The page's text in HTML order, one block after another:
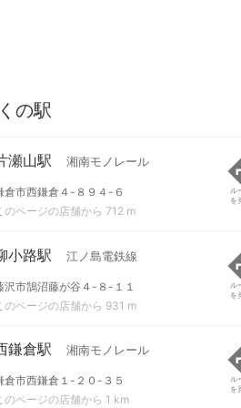
の駅
瀬山駅 湘南モノレール
倉市西鎌倉４-８９４-６
のページの店舗から 712 m
ル
を
小路駅 江ノ島電鉄線
沢市鵠沼藤が谷４-８-１１
のページの店舗から 931 m
ル
を
鎌倉駅 湘南モノレール
倉市西鎌倉１-２０-３５
のページの店舗から 1 km
ル
を